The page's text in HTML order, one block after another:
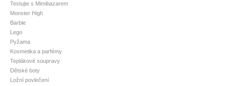
Testujte s Mimibazarem
Monster High
Barbie
Lego
Pyžama
Kosmetika a parfémy
Teplákové soupravy
Dětské boty
Ložní povlečení